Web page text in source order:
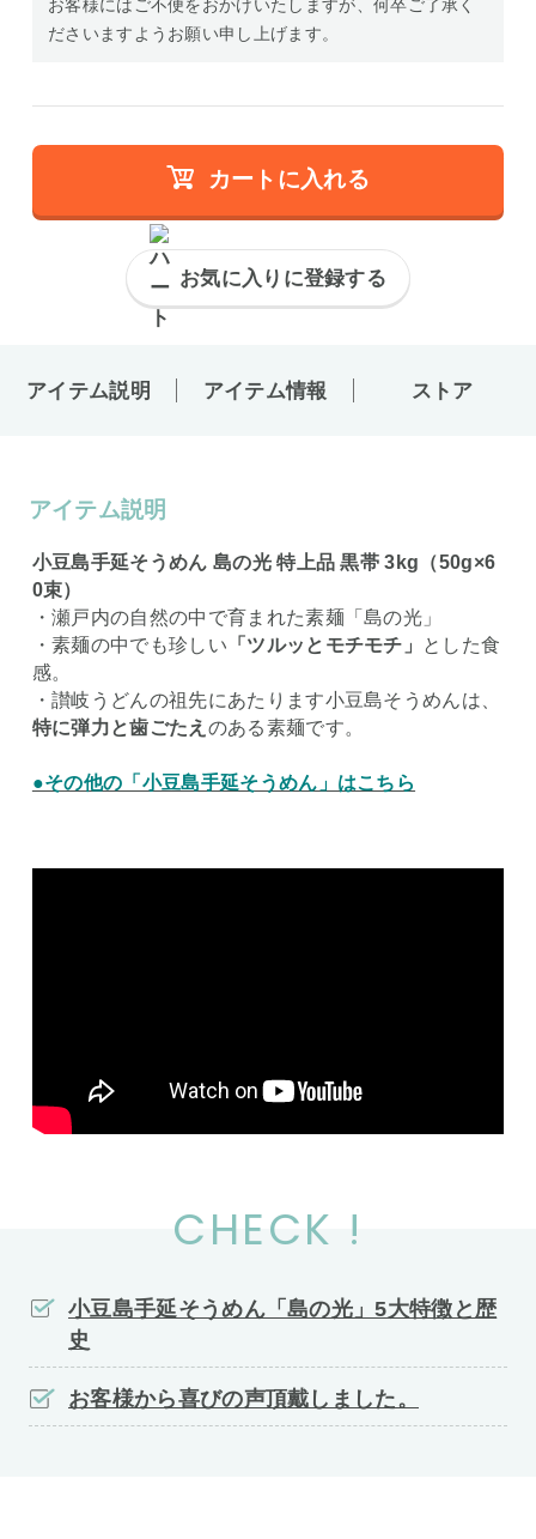
お客様にはご不便をおかけいたしますが、何卒ご了承く
ださいますようお願い申し上げます。
カートに入れる
お気に入りに登録する
アイテム説明 アイテム情報 ストア
アイテム説明
小豆島手延そうめん 島の光 特上品 黒帯 3kg（50g×6
0束）
・瀬戸内の自然の中で育まれた素麺「島の光」
・素麺の中でも珍しい 「ツルッとモチモチ」
とした食
感。
・讃岐うどんの祖先にあたります小豆島そうめんは、
特に弾力と歯ごたえ のある素麺です。
●その他の「小豆島手延そうめん」はこちら
CHECK !
小豆島手延そうめん「島の光」5大特徴と歴
史
お客様から喜びの声頂戴しました。